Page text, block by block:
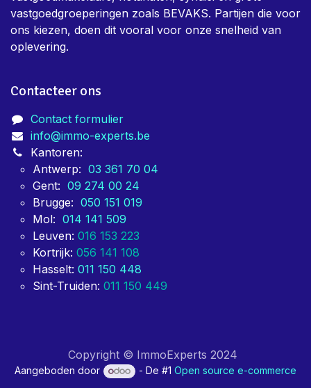
vastgoedgroeperingen zoals BEVAKS. Partijen die voor
ons kiezen, doen dit vooral voor onze snelheid van
oplevering.
Contacteer ons
Contact formulier
info@immo-experts.be
Kantoren:
Antwerp: 03 361 70 04
Gent: 09 274 00 24
Brugge: 050 151 019
Mol: 014 141 509
Leuven: 016 153 223
Kortrijk: 056 141 108
Hasselt: 011 150 448
Sint-Truiden: 011 150 449
Copyright © ImmoExperts 2024
Aangeboden door - De #1Open source e-commerce